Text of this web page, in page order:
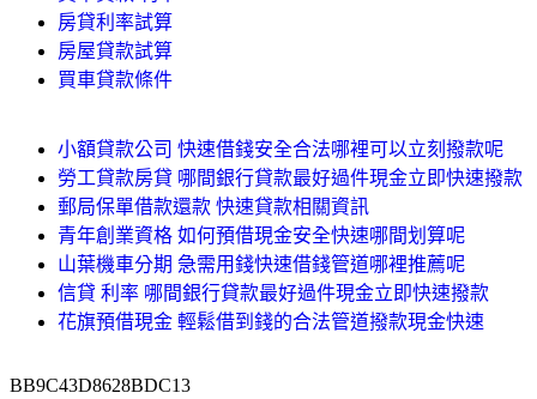
房貸利率試算
房屋貸款試算
買車貸款條件
小額貸款公司 快速借錢安全合法哪裡可以立刻撥款呢
勞工貸款房貸 哪間銀行貸款最好過件現金立即快速撥款
郵局保單借款還款 快速貸款相關資訊
青年創業資格 如何預借現金安全快速哪間划算呢
山葉機車分期 急需用錢快速借錢管道哪裡推薦呢
信貸 利率 哪間銀行貸款最好過件現金立即快速撥款
花旗預借現金 輕鬆借到錢的合法管道撥款現金快速
BB9C43D8628BDC13